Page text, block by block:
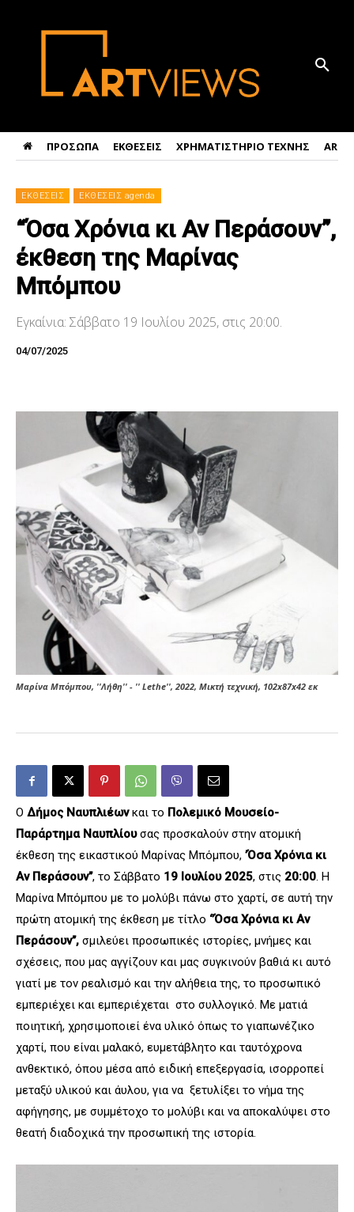
ΠΡΟΣΩΠΑ ΕΚΘΕΣΕΙΣ ΧΡΗΜΑΤΙΣΤΗΡΙΟ ΤΕΧΝΗΣ ART
ΕΚΘΕΣΕΙΣ ΕΚΘΕΣΕΙΣ agenda
“Όσα Χρόνια κι Αν Περάσουν”,
έκθεση της Μαρίνας
Μπόμπου
Εγκαίνια: Σάββατο 19 Ιουλίου 2025, στις 20:00.
04/07/2025
Μαρίνα Μπόμπου, ''Λήθη'' - '' Lethe'', 2022, Μικτή τεχνική, 102x87x42 εκ
Ο Δήμος Ναυπλιέωνκαι το Πολεμικό Μουσείο-
Παράρτημα Ναυπλίουσας προσκαλούν στην ατομική
έκθεση της εικαστικού Μαρίνας Μπόμπου, ’Όσα Χρόνια κι
Αν Περάσουν’’, το Σάββατο 19 Ιουλίου 2025, στις 20:00. Η
Μαρίνα Μπόμπου με το μολύβι πάνω στο χαρτί, σε αυτή την
πρώτη ατομική της έκθεση με τίτλο ‘’Όσα Χρόνια κι Αν
Περάσουν’’, σμιλεύει προσωπικές ιστορίες, μνήμες και
σχέσεις, που μας αγγίζουν και μας συγκινούν βαθιά κι αυτό
γιατί με τον ρεαλισμό και την αλήθεια της, το προσωπικό
εμπεριέχει και εμπεριέχεται στο συλλογικό. Με ματιά
ποιητική, χρησιμοποιεί ένα υλικό όπως το γιαπωνέζικο
χαρτί, που είναι μαλακό, ευμετάβλητο και ταυτόχρονα
ανθεκτικό, όπου μέσα από ειδική επεξεργασία, ισορροπεί
μεταξύ υλικού και άυλου, για να ξετυλίξει το νήμα της
αφήγησης, με συμμέτοχο το μολύβι και να αποκαλύψει στο
θεατή διαδοχικά την προσωπική της ιστορία.